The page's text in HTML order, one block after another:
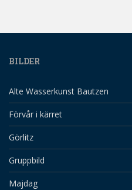
BILDER
Alte Wasserkunst Bautzen
Förvår i kärret
Görlitz
Gruppbild
Majdag